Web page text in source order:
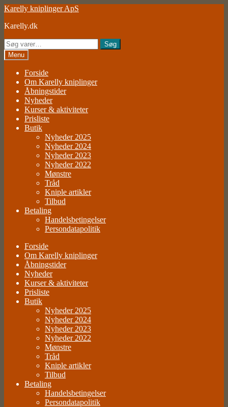
Spring
navigation
Spring
indhold
Karelly kniplinger ApS
Karelly.dk
Søg
efter:
Søg
Menu
Forside
Om Karelly kniplinger
Åbningstider
Nyheder
Kurser & aktiviteter
Prisliste
Butik
Nyheder 2025
Nyheder 2024
Nyheder 2023
Nyheder 2022
Mønstre
Tråd
Kniple artikler
Tilbud
Betaling
Handelsbetingelser
Persondatapolitik
Forside
Om Karelly kniplinger
Åbningstider
Nyheder
Kurser & aktiviteter
Prisliste
Butik
Nyheder 2025
Nyheder 2024
Nyheder 2023
Nyheder 2022
Mønstre
Tråd
Kniple artikler
Tilbud
Betaling
Handelsbetingelser
Persondatapolitik